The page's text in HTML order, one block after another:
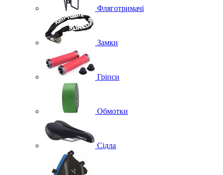
Фляготримачі
Замки
Гріпси
Обмотки
Сідла